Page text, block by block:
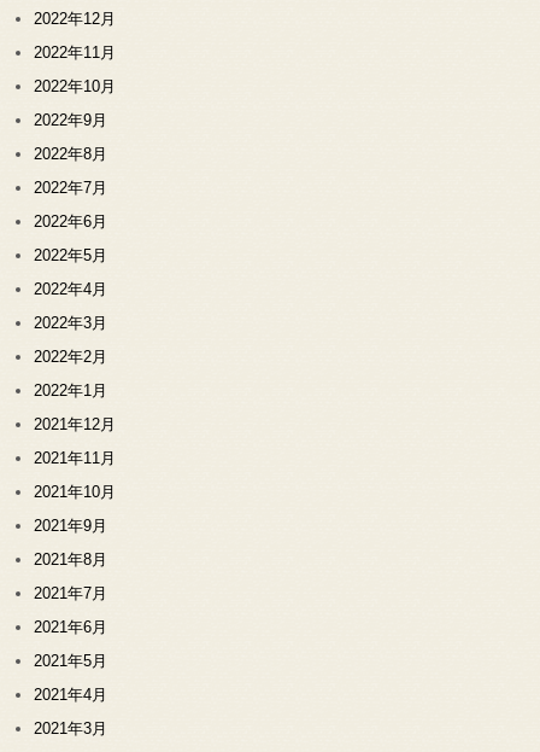
2022年12月
2022年11月
2022年10月
2022年9月
2022年8月
2022年7月
2022年6月
2022年5月
2022年4月
2022年3月
2022年2月
2022年1月
2021年12月
2021年11月
2021年10月
2021年9月
2021年8月
2021年7月
2021年6月
2021年5月
2021年4月
2021年3月